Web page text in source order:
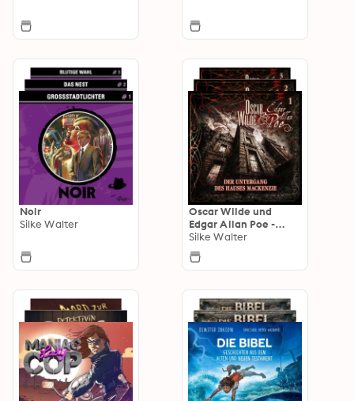
Noir
Silke Walter
Oscar Wilde und
Edgar Allan Poe -
Sonderermittler der
Krone
Silke Walter